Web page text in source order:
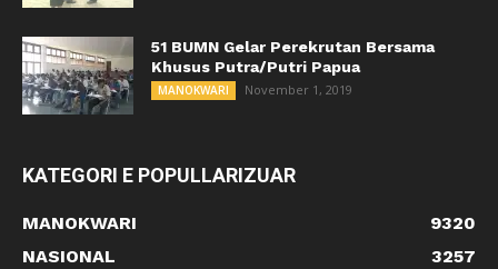
51 BUMN Gelar Perekrutan Bersama
Khusus Putra/Putri Papua
MANOKWARI November 1, 2019
KATEGORI E POPULLARIZUAR
MANOKWARI
9320
NASIONAL
3257